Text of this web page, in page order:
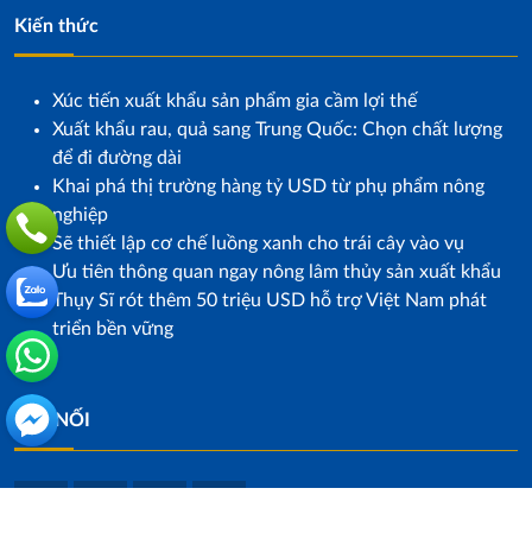
Kiến thức
Xúc tiến xuất khẩu sản phẩm gia cầm lợi thế
Xuất khẩu rau, quả sang Trung Quốc: Chọn chất lượng
để đi đường dài
Khai phá thị trường hàng tỷ USD từ phụ phẩm nông
nghiệp
Sẽ thiết lập cơ chế luồng xanh cho trái cây vào vụ
Ưu tiên thông quan ngay nông lâm thủy sản xuất khẩu
Thụy Sĩ rót thêm 50 triệu USD hỗ trợ Việt Nam phát
triển bền vững
KẾT NỐI